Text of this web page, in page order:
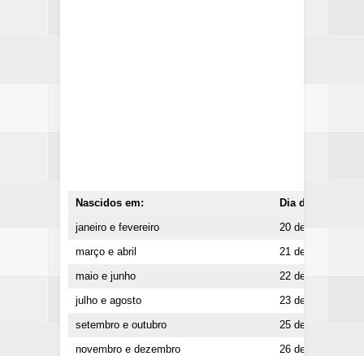
Nascidos em:
Dia de
janeiro e fevereiro
20 de maio
março e abril
21 de maio
maio e junho
22 de maio
julho e agosto
23 de maio
setembro e outubro
25 de maio
novembro e dezembro
26 de maio